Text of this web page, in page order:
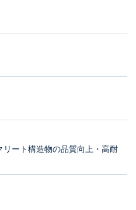
リート構造物の品質向上・高耐